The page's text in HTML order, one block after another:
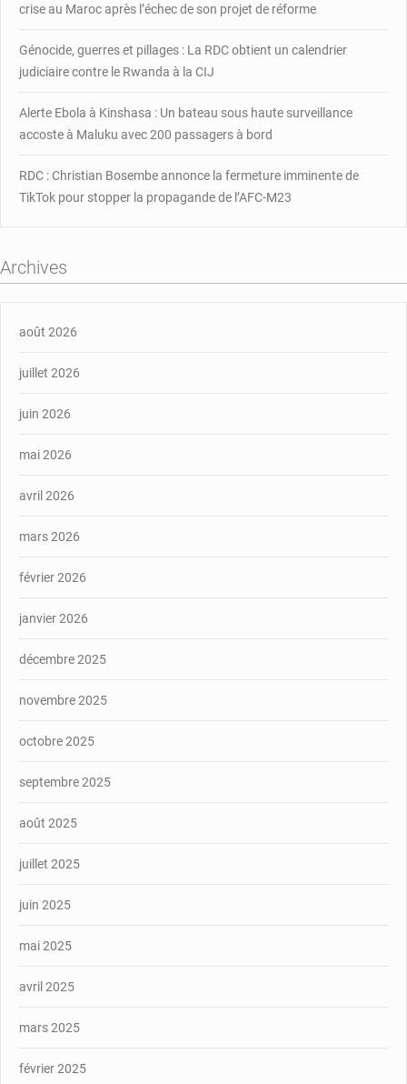
crise au Maroc après l’échec de son projet de réforme
Génocide, guerres et pillages : La RDC obtient un calendrier
judiciaire contre le Rwanda à la CIJ
Alerte Ebola à Kinshasa : Un bateau sous haute surveillance
accoste à Maluku avec 200 passagers à bord
RDC : Christian Bosembe annonce la fermeture imminente de
TikTok pour stopper la propagande de l’AFC-M23
Archives
août 2026
juillet 2026
juin 2026
mai 2026
avril 2026
mars 2026
février 2026
janvier 2026
décembre 2025
novembre 2025
octobre 2025
septembre 2025
août 2025
juillet 2025
juin 2025
mai 2025
avril 2025
mars 2025
février 2025